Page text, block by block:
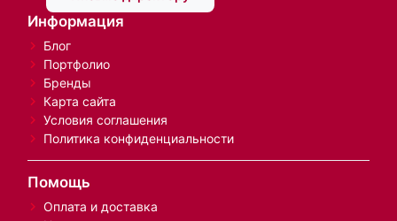
Информация
Блог
Портфолио
Бренды
Карта сайта
Условия соглашения
Политика конфиденциальности
Помощь
Оплата и доставка